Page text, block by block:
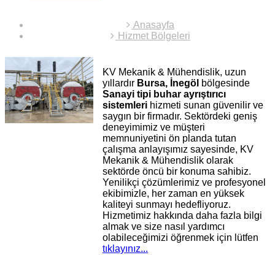
Anasayfa
Hizmet Bölgeleri
KV Mekanik & Mühendislik, uzun
yıllardır Bursa, İnegöl bölgesinde
Sanayi tipi buhar ayrıştırıcı
sistemleri hizmeti sunan güvenilir ve
saygın bir firmadır. Sektördeki geniş
deneyimimiz ve müşteri
memnuniyetini ön planda tutan
çalışma anlayışımız sayesinde, KV
Mekanik & Mühendislik olarak
sektörde öncü bir konuma sahibiz.
Yenilikçi çözümlerimiz ve profesyonel
ekibimizle, her zaman en yüksek
kaliteyi sunmayı hedefliyoruz.
Hizmetimiz hakkında daha fazla bilgi
almak ve size nasıl yardımcı
olabileceğimizi öğrenmek için lütfen
tıklayınız...